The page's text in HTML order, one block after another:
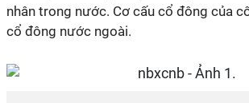
nhân trong nước. Cơ cấu cổ đông của
cổ đông nước ngoài.